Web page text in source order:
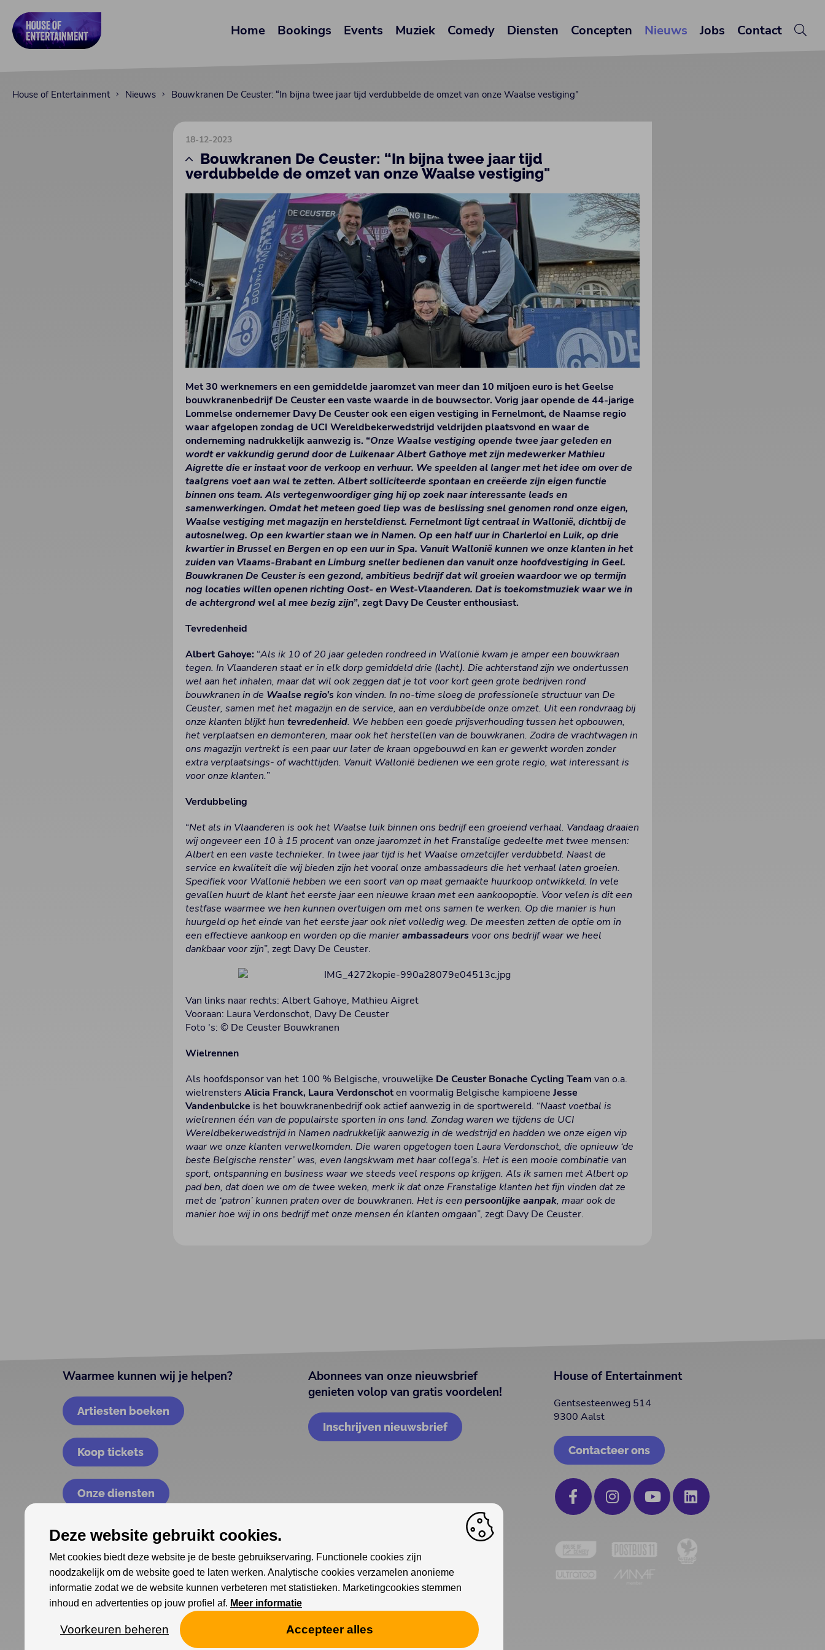
Home Bookings Events Muziek Comedy Diensten Concepten Nieuws Jobs Contact
House of Entertainment Nieuws Bouwkranen De Ceuster: “In bijna twee jaar tijd verdubbelde de omzet van onze Waalse vestiging"
18-12-2023
Bouwkranen De Ceuster: “In bijna twee jaar tijd
verdubbelde de omzet van onze Waalse vestiging"
Met 30 werknemers en een gemiddelde jaaromzet van meer dan 10 miljoen euro is het Geelse
bouwkranenbedrijf De Ceuster een vaste waarde in de bouwsector. Vorig jaar opende de 44-jarige
Lommelse ondernemer Davy De Ceuster ook een eigen vestiging in Fernelmont, de Naamse regio
waar afgelopen zondag de UCI Wereldbekerwedstrijd veldrijden plaatsvond en waar de
onderneming nadrukkelijk aanwezig is. “Onze Waalse vestiging opende twee jaar geleden en
wordt er vakkundig gerund door de Luikenaar Albert Gathoye met zijn medewerker Mathieu
Aigrette die er instaat voor de verkoop en verhuur. We speelden al langer met het idee om over de
taalgrens voet aan wal te zetten. Albert solliciteerde spontaan en creëerde zijn eigen functie
binnen ons team. Als vertegenwoordiger ging hij op zoek naar interessante leads en
samenwerkingen. Omdat het meteen goed liep was de beslissing snel genomen rond onze eigen,
Waalse vestiging met magazijn en hersteldienst. Fernelmont ligt centraal in Wallonië, dichtbij de
autosnelweg. Op een kwartier staan we in Namen. Op een half uur in Charlerloi en Luik, op drie
kwartier in Brussel en Bergen en op een uur in Spa. Vanuit Wallonië kunnen we onze klanten in het
zuiden van Vlaams-Brabant en Limburg sneller bedienen dan vanuit onze hoofdvestiging in Geel.
Bouwkranen De Ceuster is een gezond, ambitieus bedrijf dat wil groeien waardoor we op termijn
nog locaties willen openen richting Oost- en West-Vlaanderen. Dat is toekomstmuziek waar we in
de achtergrond wel al mee bezig zijn”, zegt Davy De Ceuster enthousiast.
Tevredenheid
Albert Gahoye: “Als ik 10 of 20 jaar geleden rondreed in Wallonië kwam je amper een bouwkraan
tegen. In Vlaanderen staat er in elk dorp gemiddeld drie (lacht). Die achterstand zijn we ondertussen
wel aan het inhalen, maar dat wil ook zeggen dat je tot voor kort geen grote bedrijven rond
bouwkranen in de Waalse regio’s kon vinden. In no-time sloeg de professionele structuur van De
Ceuster, samen met het magazijn en de service, aan en verdubbelde onze omzet. Uit een rondvraag bij
onze klanten blijkt huntevredenheid. We hebben een goede prijsverhouding tussen het opbouwen,
het verplaatsen en demonteren, maar ook het herstellen van de bouwkranen. Zodra de vrachtwagen in
ons magazijn vertrekt is een paar uur later de kraan opgebouwd en kan er gewerkt worden zonder
extra verplaatsings- of wachttijden. Vanuit Wallonië bedienen we een grote regio, wat interessant is
voor onze klanten.”
Verdubbeling
“Net als in Vlaanderen is ook het Waalse luik binnen ons bedrijf een groeiend verhaal. Vandaag draaien
wij ongeveer een 10 à 15 procent van onze jaaromzet in het Franstalige gedeelte met twee mensen:
Albert en een vaste technieker. In twee jaar tijd is het Waalse omzetcijfer verdubbeld. Naast de
service en kwaliteit die wij bieden zijn het vooral onze ambassadeurs die het verhaal laten groeien.
Specifiek voor Wallonië hebben we een soort van op maat gemaakte huurkoop ontwikkeld. In vele
gevallen huurt de klant het eerste jaar een nieuwe kraan met een aankoopoptie. Voor velen is dit een
testfase waarmee we hen kunnen overtuigen om met ons samen te werken. Op die manier is hun
huurgeld op het einde van het eerste jaar ook niet volledig weg. De meesten zetten de optie om in
een effectieve aankoop en worden op die manierambassadeurs voor ons bedrijf waar we heel
dankbaar voor zijn”, zegt Davy De Ceuster.
Van links naar rechts: Albert Gahoye, Mathieu Aigret
Vooraan: Laura Verdonschot, Davy De Ceuster
Foto 's: © De Ceuster Bouwkranen
Wielrennen
Als hoofdsponsor van het 100 % Belgische, vrouwelijke De Ceuster Bonache Cycling Team van o.a.
wielrenstersAlicia Franck, Laura Verdonschoten voormalig Belgische kampioeneJesse
Vandenbulcke is het bouwkranenbedrijf ook actief aanwezig in de sportwereld. “Naast voetbal is
wielrennen één van de populairste sporten in ons land. Zondag waren we tijdens de UCI
Wereldbekerwedstrijd in Namen nadrukkelijk aanwezig in de wedstrijd en hadden we onze eigen vip
waar we onze klanten verwelkomden. Die waren opgetogen toen Laura Verdonschot, die opnieuw ‘de
beste Belgische renster’ was, even langskwam met haar collega’s. Het is een mooie combinatie van
sport, ontspanning en business waar we steeds veel respons op krijgen. Als ik samen met Albert op
pad ben, dat doen we om de twee weken, merk ik dat onze Franstalige klanten het fijn vinden dat ze
met de ‘patron’ kunnen praten over de bouwkranen. Het is eenpersoonlijke aanpak, maar ook de
manier hoe wij in ons bedrijf met onze mensen én klanten omgaan”, zegt Davy De Ceuster.
Waarmee kunnen wij je helpen?
Artiesten boeken
Koop tickets
Onze diensten
Abonnees van onze nieuwsbrief
genieten volop van gratis voordelen!
Inschrijven nieuwsbrief
House of Entertainment
Gentsesteenweg 514
9300 Aalst
Contacteer ons
Deze website gebruikt cookies.
Met cookies biedt deze website je de beste gebruikservaring. Functionele cookies zijn
noodzakelijk om de website goed te laten werken. Analytische cookies verzamelen anonieme
informatie zodat we de website kunnen verbeteren met statistieken. Marketingcookies stemmen
inhoud en advertenties op jouw profiel af. Meer informatie
Voorkeuren beheren Accepteer alles